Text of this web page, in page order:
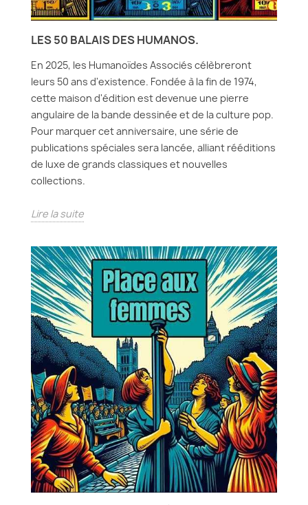
LES 50 BALAIS DES HUMANOS.
En 2025, les Humanoïdes Associés célèbreront
leurs 50 ans d'existence. Fondée à la fin de 1974,
cette maison d'édition est devenue une pierre
angulaire de la bande dessinée et de la culture pop.
Pour marquer cet anniversaire, une série de
publications spéciales sera lancée, alliant rééditions
de luxe de grands classiques et nouvelles
collections.
Lire la suite